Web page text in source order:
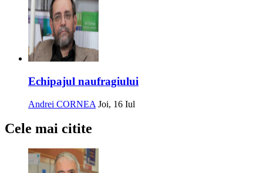
Echipajul naufragiului
Andrei CORNEA Joi, 16 Iul
Cele mai citite